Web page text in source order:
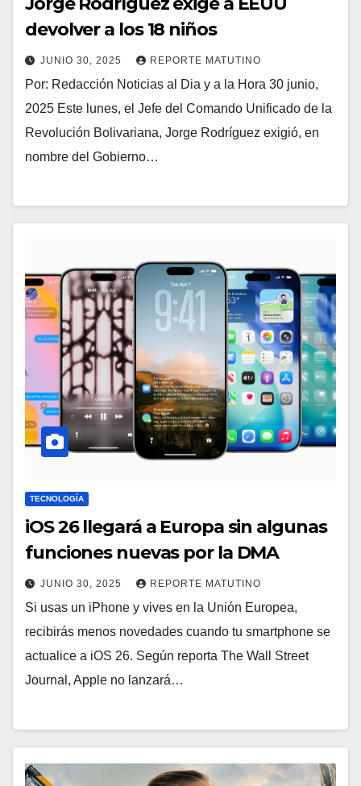
devolver a los 18 niños
JUNIO 30, 2025 REPORTE MATUTINO
Por: Redacción Noticias al Dia y a la Hora 30 junio,
2025 Este lunes, el Jefe del Comando Unificado de la
Revolución Bolivariana, Jorge Rodríguez exigió, en
nombre del Gobierno…
TECNOLOGÍA
iOS 26 llegará a Europa sin algunas
funciones nuevas por la DMA
JUNIO 30, 2025 REPORTE MATUTINO
Si usas un iPhone y vives en la Unión Europea,
recibirás menos novedades cuando tu smartphone se
actualice a iOS 26. Según reporta The Wall Street
Journal, Apple no lanzará…